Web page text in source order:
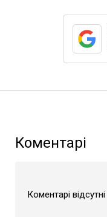
Коментарі
Коментарі відсутні